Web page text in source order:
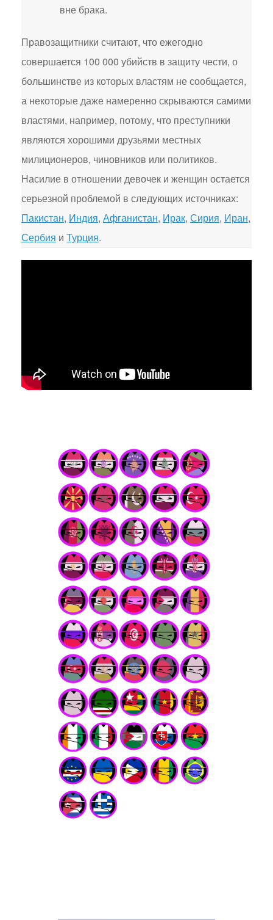
вне брака.
Правозащитники считают, что ежегодно
совершается 100 000 убийств в защиту чести, о
большинстве из которых властям не сообщается,
а некоторые даже намеренно скрываются самими
властями, например, потому, что преступники
являются хорошими друзьями местных
милиционеров, чиновников или политиков.
Насилие в отношении девочек и женщин остается
серьезной проблемой в следующих источниках:
Пакистан, Индия, Афганистан, Ирак, Сирия, Иран,
Сербия и Турция.